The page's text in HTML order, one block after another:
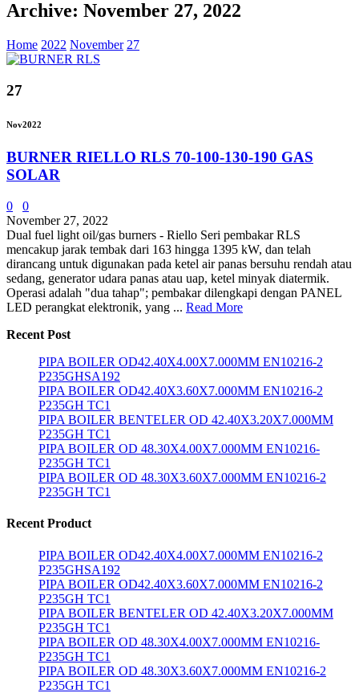
Archive: November 27, 2022
Home 2022 November 27
27
Nov2022
BURNER RIELLO RLS 70-100-130-190 GAS
SOLAR
0
0
November 27, 2022
Dual fuel light oil/gas burners - Riello Seri pembakar RLS
mencakup jarak tembak dari 163 hingga 1395 kW, dan telah
dirancang untuk digunakan pada ketel air panas bersuhu rendah atau
sedang, generator udara panas atau uap, ketel minyak diatermik.
Operasi adalah "dua tahap"; pembakar dilengkapi dengan PANEL
LED perangkat elektronik, yang ... Read More
Recent Post
PIPA BOILER OD42.40X4.00X7.000MM EN10216-2
P235GHSA192
PIPA BOILER OD42.40X3.60X7.000MM EN10216-2
P235GH TC1
PIPA BOILER BENTELER OD 42.40X3.20X7.000MM
P235GH TC1
PIPA BOILER OD 48.30X4.00X7.000MM EN10216-
P235GH TC1
PIPA BOILER OD 48.30X3.60X7.000MM EN10216-2
P235GH TC1
Recent Product
PIPA BOILER OD42.40X4.00X7.000MM EN10216-2
P235GHSA192
PIPA BOILER OD42.40X3.60X7.000MM EN10216-2
P235GH TC1
PIPA BOILER BENTELER OD 42.40X3.20X7.000MM
P235GH TC1
PIPA BOILER OD 48.30X4.00X7.000MM EN10216-
P235GH TC1
PIPA BOILER OD 48.30X3.60X7.000MM EN10216-2
P235GH TC1